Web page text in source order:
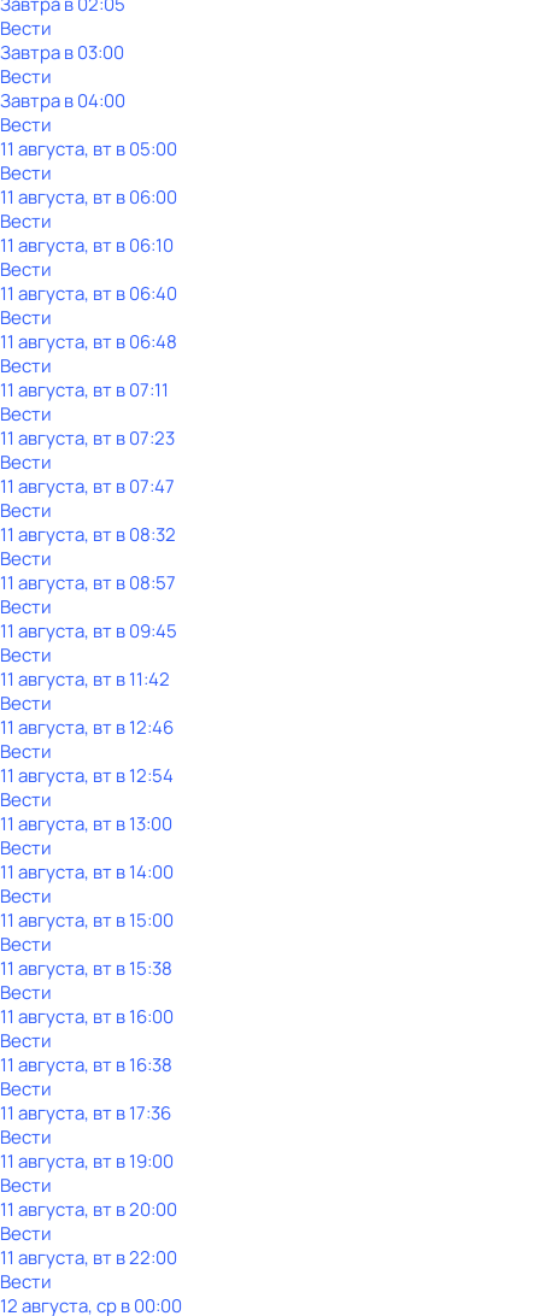
Вести
Завтра в 03:00
Вести
Завтра в 04:00
Вести
11 августа, вт в 05:00
Вести
11 августа, вт в 06:00
Вести
11 августа, вт в 06:10
Вести
11 августа, вт в 06:40
Вести
11 августа, вт в 06:48
Вести
11 августа, вт в 07:11
Вести
11 августа, вт в 07:23
Вести
11 августа, вт в 07:47
Вести
11 августа, вт в 08:32
Вести
11 августа, вт в 08:57
Вести
11 августа, вт в 09:45
Вести
11 августа, вт в 11:42
Вести
11 августа, вт в 12:46
Вести
11 августа, вт в 12:54
Вести
11 августа, вт в 13:00
Вести
11 августа, вт в 14:00
Вести
11 августа, вт в 15:00
Вести
11 августа, вт в 15:38
Вести
11 августа, вт в 16:00
Вести
11 августа, вт в 16:38
Вести
11 августа, вт в 17:36
Вести
11 августа, вт в 19:00
Вести
11 августа, вт в 20:00
Вести
11 августа, вт в 22:00
Вести
12 августа, ср в 00:00